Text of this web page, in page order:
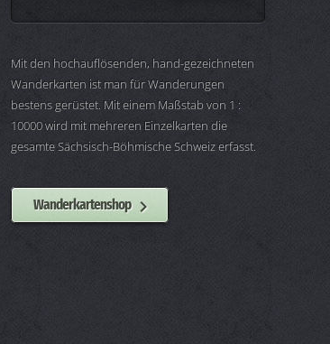
Mit den hochauflösenden, hand-gezeichneten
Wanderkarten ist man für Wanderungen
bestens gerüstet. Mit einem Maßstab von 1 :
10000 wird mit mehreren Einzelkarten die
gesamte Sächsisch-Böhmische Schweiz erfasst.
Wanderkartenshop